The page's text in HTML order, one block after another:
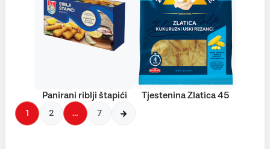
Panirani riblji štapići Tjestenina Zlatica 45
1 2 … 7